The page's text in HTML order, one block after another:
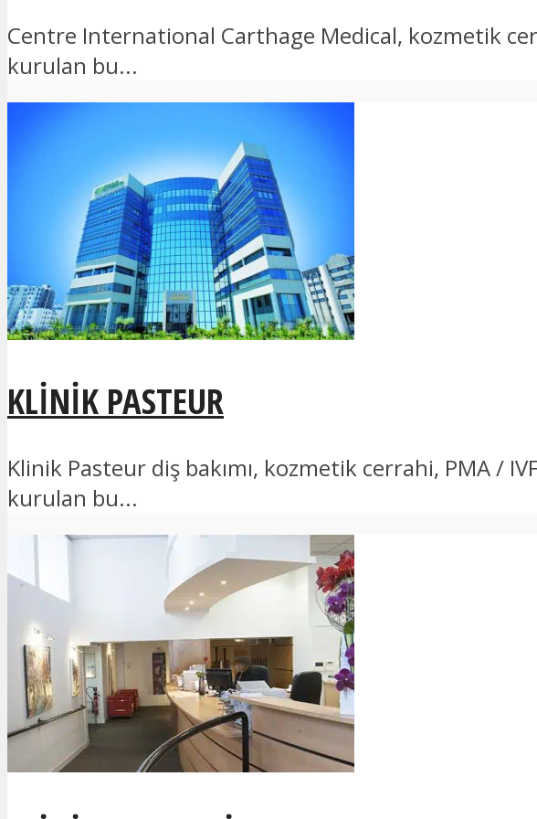
Centre International Carthage Medical, kozmetik
kurulan bu...
KLINIK PASTEUR
Klinik Pasteur diş bakımı, kozmetik cerrahi, PMA /
kurulan bu...